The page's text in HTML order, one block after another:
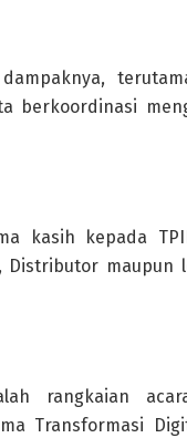
berkoordinasi
kasih kepada
Distributor
rangkaian
Transformasi